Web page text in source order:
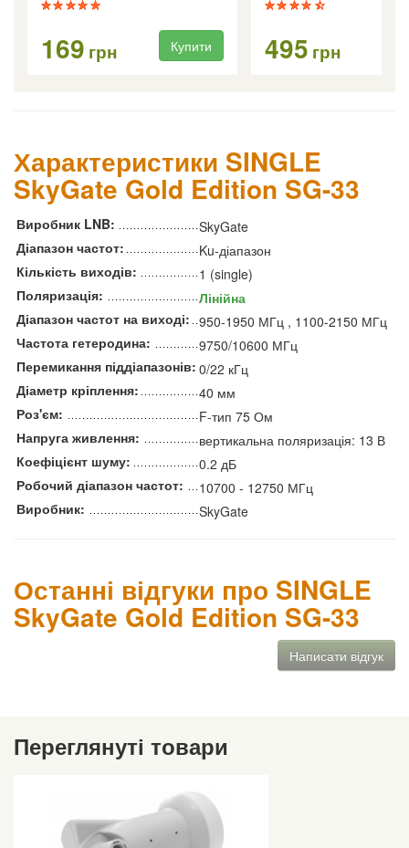
169 грн Купити 495 грн
Характеристики SINGLE
SkyGate Gold Edition SG-33
Виробник LNB:
SkyGate
Діапазон частот:
Ku-діапазон
Кількість виходів:
1 (single)
Поляризація:
Лінійна
Діапазон частот на виході: 950-1950 МГц , 1100-2150 МГц
Частота гетеродина:
9750/10600 МГц
Перемикання піддіапазонів: 0/22 кГц
Діаметр кріплення:
40 мм
Роз'єм:
F-тип 75 Ом
Напруга живлення:
вертикальна поляризація: 13 В
Коефіцієнт шуму:
0.2 дБ
Робочий діапазон частот:
10700 - 12750 МГц
Виробник:
SkyGate
Останні відгуки про SINGLE
SkyGate Gold Edition SG-33
Написати відгук
Переглянуті товари